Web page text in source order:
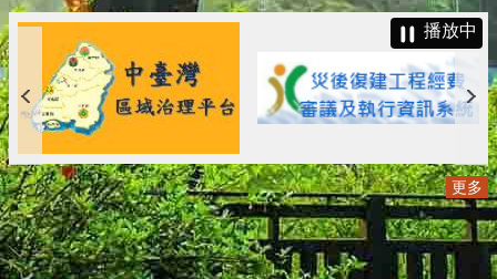
播放中
更多